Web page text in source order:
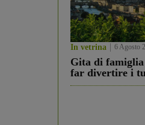
In vetrina 6 Agosto
Gita di
far divertire i